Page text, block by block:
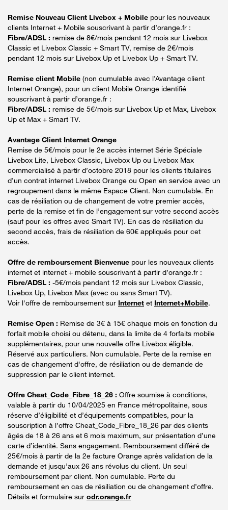
Remise Nouveau Client Livebox + Mobile pour les nouveaux
clients Internet + Mobile souscrivant à partir d’orange.fr :
Fibre/ADSL : remise de 8€/mois pendant 12 mois sur Livebox
Classic et Livebox Classic + Smart TV, remise de 2€/mois
pendant 12 mois sur Livebox Up et Livebox Up + Smart TV.
Remise client Mobile (non cumulable avec l’Avantage client
Internet Orange), pour un client Mobile Orange identifié
souscrivant à partir d’orange.fr :
Fibre/ADSL : remise de 5€/mois sur Livebox Up et Max, Livebox
Up et Max + Smart TV.
Avantage Client Internet Orange
Remise de 5€/mois pour le 2e accès internet Série Spéciale
Livebox Lite, Livebox Classic, Livebox Up ou Livebox Max
commercialisé à partir d’octobre 2018 pour les clients titulaires
d’un contrat internet Livebox Orange ou Open en service avec un
regroupement dans le même Espace Client. Non cumulable. En
cas de résiliation ou de changement de votre premier accès,
perte de la remise et fin de l’engagement sur votre second accès
(sauf pour les offres avec Smart TV). En cas de résiliation du
second accès, frais de résiliation de 60€ appliqués pour cet
accès.
Offre de remboursement Bienvenue pour les nouveaux clients
internet et internet + mobile souscrivant à partir d’orange.fr :
Fibre/ADSL : -5€/mois pendant 12 mois sur Livebox Classic,
Livebox Up, Livebox Max (avec ou sans Smart TV).
Voir l'offre de remboursement sur Internet et Internet+Mobile.
Remise Open : Remise de 3€ à 15€ chaque mois en fonction du
forfait mobile choisi ou détenu, dans la limite de 4 forfaits mobile
supplémentaires, pour une nouvelle offre Livebox éligible.
Réservé aux particuliers. Non cumulable. Perte de la remise en
cas de changement d'offre, de résiliation ou de demande de
suppression par le client internet.
Offre Cheat_Code_Fibre_18_26 : Offre soumise à conditions,
valable à partir du 10/04/2025 en France métropolitaine, sous
réserve d’éligibilité et d’équipements compatibles, pour la
souscription à l’offre Cheat_Code_Fibre_18_26 par des clients
âgés de 18 à 26 ans et 6 mois maximum, sur présentation d’une
carte d’identité. Sans engagement. Remboursement différé de
25€/mois à partir de la 2e facture Orange après validation de la
demande et jusqu’aux 26 ans révolus du client. Un seul
remboursement par client. Non cumulable. Perte du
remboursement en cas de résiliation ou de changement d’offre.
Détails et formulaire sur odr.orange.fr